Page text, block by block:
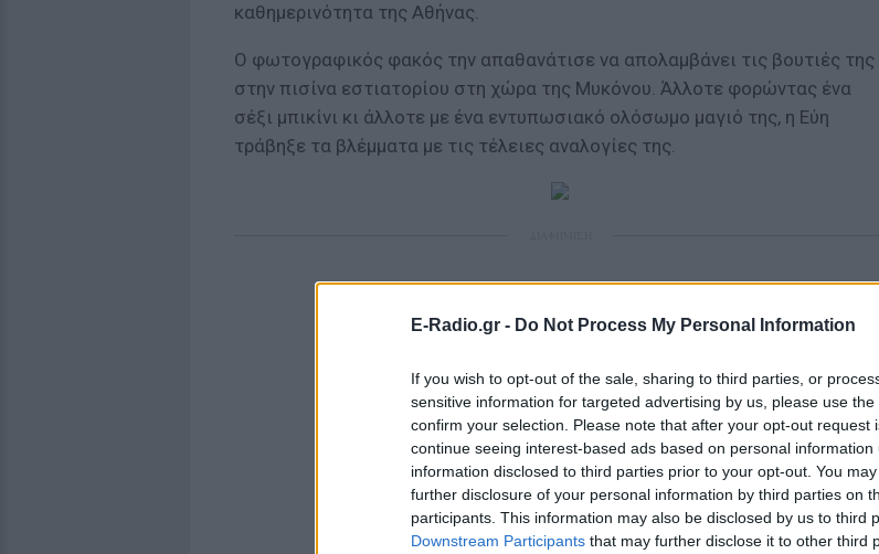
E-Radio.gr - Do Not Process My Personal Information
If you wish to opt-out of the sale, sharing to third parties, or
sensitive information for targeted advertising by us, please use
confirm your selection. Please note that after your opt-out request
continue seeing interest-based ads based on personal
information disclosed to third parties prior to your opt-out. You
further disclosure of your personal information by third parties on
participants. This information may also be disclosed by us to third
Downstream Participants that may further disclose it to other third
καθημερινότητα της Αθήνας.
Ο φωτογραφικός φακός την απαθανάτισε να απολαμβάνει τις βουτιές της
στην πισίνα εστιατορίου στη χώρα της Μυκόνου. Άλλοτε φορώντας ένα
σέξι μπικίνι κι άλλοτε με ένα εντυπωσιακό ολόσωμο μαγιό της, η Εύη
τράβηξε τα βλέμματα με τις τέλειες αναλογίες της.